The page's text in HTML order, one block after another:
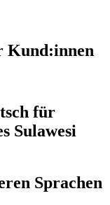
Kund:innen
für
Sulawesi
Sprachen